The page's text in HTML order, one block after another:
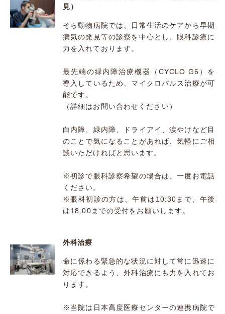
見）
そら動物病院では、日常生活のケアから早期
病気の発見等の診察を中心とし、眼科診療に
力を入れております。
最先端の緑内障治療機器（CYCLO G6）を
導入しているため、マイクロパルス治療が可
能です。
（詳細はお問い合わせください）
白内障、緑内障、ドライアイ、涙やけなど目
のことで気になることがあれば、気軽にご相
談いただければと思います。
※初診で眼科診察希望の場合は、一度お電話
ください。
※眼科初診の方は、午前は10:30まで、午後
は18:00までの受付をお願いします。
外科治療
命に係わる緊急的な状況に対して常に迅速に
対応できるよう、外科治療にも力を入れてお
ります。
※当院は日本高度医療センターの連携病院で